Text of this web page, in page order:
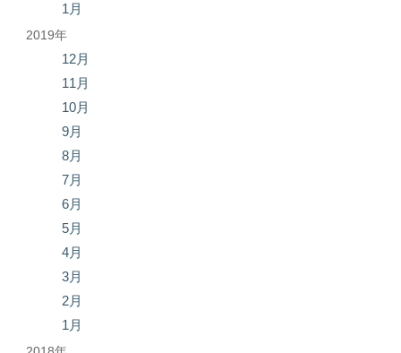
1月
2019年
12月
11月
10月
9月
8月
7月
6月
5月
4月
3月
2月
1月